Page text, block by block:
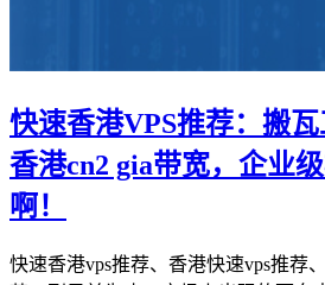
快速香港VPS推荐：搬
香港cn2 gia带宽，企业
啊！
快速香港vps推荐、香港快速vps推荐